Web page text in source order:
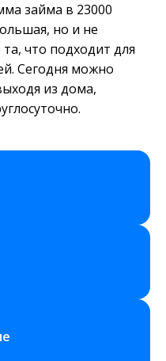
займа в 23000
но и не
что подходит для
Сегодня можно
из дома,